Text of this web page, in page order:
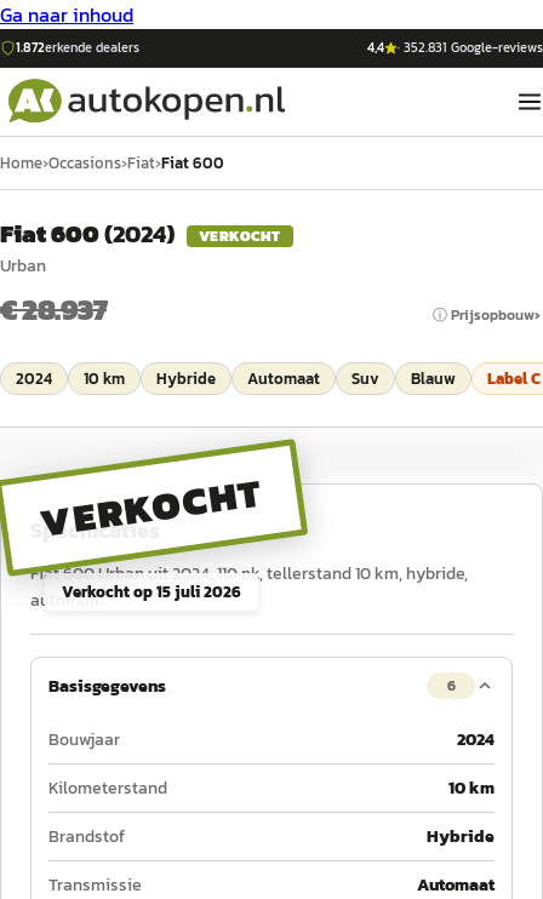
Ga naar inhoud
1.872erkende dealers 4,4 ·352.831 Google-reviews
Home›Occasions›Fiat›Fiat 600
Fiat 600(2024) VERKOCHT
Urban
€ 28.937 ⓘ Prijsopbouw
2024 10 km Hybride Automaat Suv Blauw LabelC
VERKOCHT
Verkocht op15 juli 2026
Specificaties
Fiat 600 Urban uit 2024, 110 pk, tellerstand 10 km, hybride,
automaat.
Basisgegevens 6
Bouwjaar
2024
Kilometerstand
10 km
Brandstof
Hybride
Transmissie
Automaat